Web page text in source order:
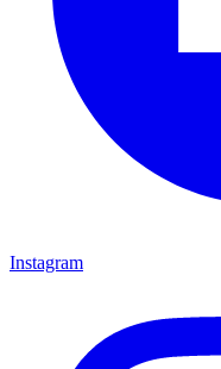
Instagram